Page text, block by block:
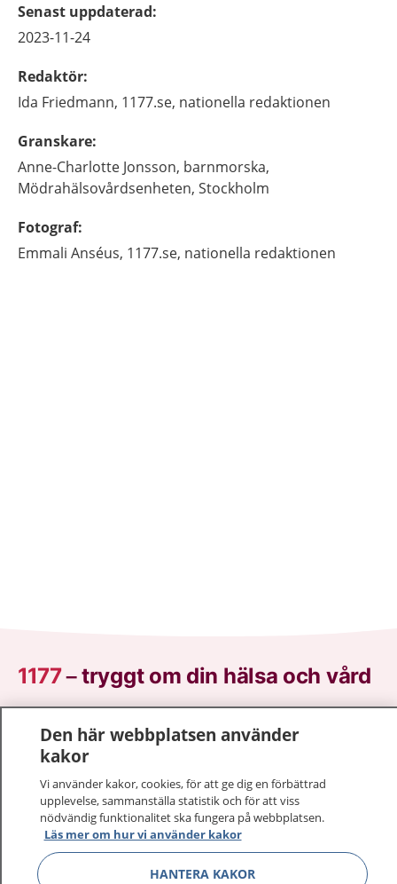
Senast uppdaterad:
2023-11-24
Redaktör:
Ida Friedmann, 1177.se, nationella redaktionen
Granskare:
Anne-Charlotte Jonsson, barnmorska,
Mödrahälsovårdsenheten, Stockholm
Fotograf:
Emmali Anséus, 1177.se, nationella redaktionen
1177–tryggt om din hälsa och vård
sjukdomar och vilka mottagningar du kan kontakta.
Logga in för att läsa din journal och göra dina
vårdärenden. Ring telefonnummer 1177 för
sjukvårdsrådgivning dygnet runt.
1177 ger dig råd när du vill må bättre.
Den här webbplatsen använder
kakor
Vi använder kakor, cookies, för att ge dig en förbättrad
upplevelse, sammanställa statistik och för att viss
nödvändig funktionalitet ska fungera på webbplatsen.
Läs mer om hur vi använder kakor
HANTERA KAKOR